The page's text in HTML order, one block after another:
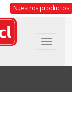
Nuestros productos
Toggle